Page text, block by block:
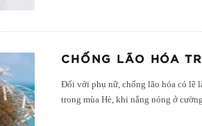
CHỐNG LÃO HÓA
Đối với phụ nữ, chống lão hóa có lẽ
trong mùa Hè, khi nắng nóng ở